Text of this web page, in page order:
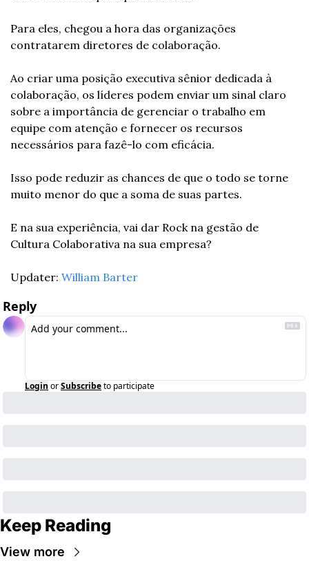
Para eles, chegou a hora das organizações
contratarem diretores de colaboração.
Ao criar uma posição executiva sênior dedicada à
colaboração, os líderes podem enviar um sinal claro
sobre a importância de gerenciar o trabalho em
equipe com atenção e fornecer os recursos
necessários para fazê-lo com eficácia.
Isso pode reduzir as chances de que o todo se torne
muito menor do que a soma de suas partes.
E na sua experiência, vai dar Rock na gestão de
Cultura Colaborativa na sua empresa?
Updater: William Barter
Reply
Login orSubscribeto participate
Keep Reading
View more